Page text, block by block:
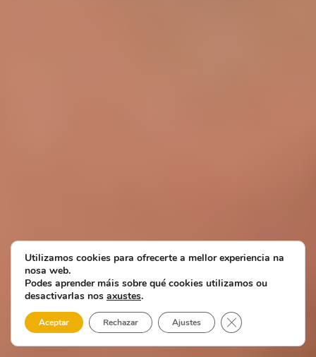
Utilizamos cookies para ofrecerte a mellor experiencia na
nosa web.
Podes aprender máis sobre qué cookies utilizamos ou
desactivarlas nos axustes.
Aceptar Rechazar Ajustes Close GDPR